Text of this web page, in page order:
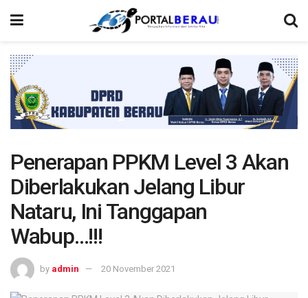
Penerapan PPKM Level 3 Akan
Diberlakukan Jelang Libur
Nataru, Ini Tanggapan
Wabup…!!!
by admin 20 November 2021